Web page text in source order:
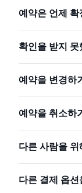
예약은 언제
확인을 받지
예약을 변경하
예약을 취소하
다른 사람을
다른 결제 옵